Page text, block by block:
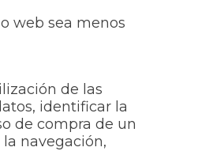
web sea menos
de las
identificar la
de compra de un
navegación,